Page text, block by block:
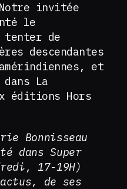
invitée
le
tenter de
descendantes
et
La
éditions Hors
Bonnisseau
dans Super
17-19H)
de ses